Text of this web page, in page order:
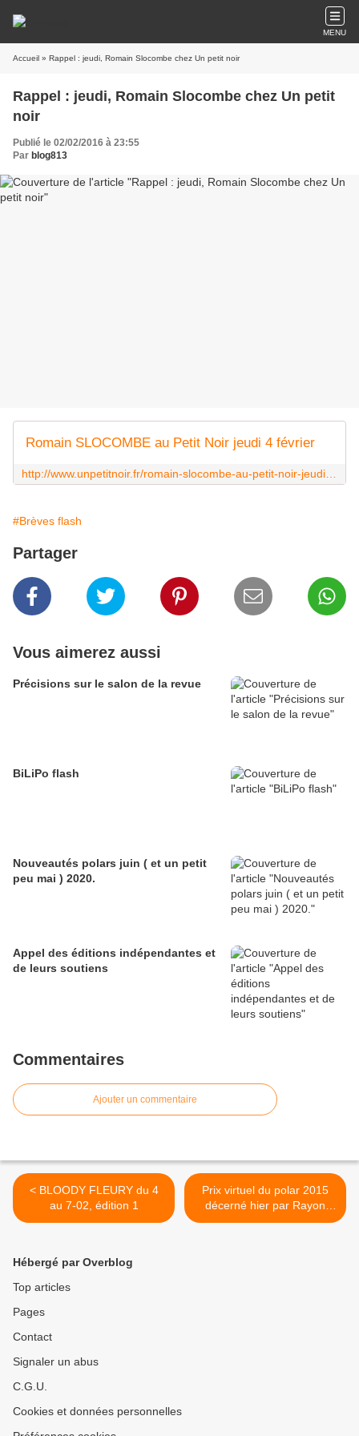
MENU
Accueil » Rappel : jeudi, Romain Slocombe chez Un petit noir
Rappel : jeudi, Romain Slocombe chez Un petit
noir
Publié le 02/02/2016 à 23:55
Par blog813
Romain SLOCOMBE au Petit Noir jeudi 4 février
#Brèves flash
Partager
Vous aimerez aussi
Précisions sur le salon de la revue
BiLiPo flash
Nouveautés polars juin ( et un petit
peu mai ) 2020.
Appel des éditions indépendantes et
de leurs soutiens
Commentaires
Ajouter un commentaire
< BLOODY FLEURY du 4
au 7-02, édition 1
Prix virtuel du polar 2015
décerné hier par Rayon
Polar >
Hébergé par Overblog
Top articles
Pages
Contact
Signaler un abus
C.G.U.
Cookies et données personnelles